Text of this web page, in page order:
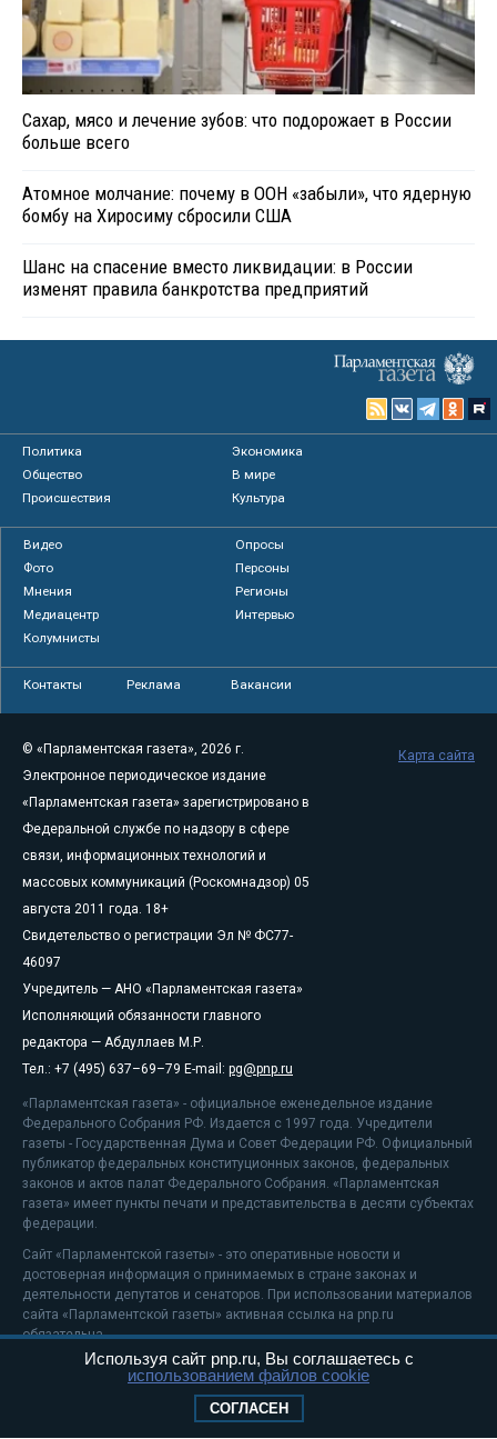
Сахар, мясо и лечение зубов: что подорожает в России
больше всего
Атомное молчание: почему в ООН «забыли», что ядерную
бомбу на Хиросиму сбросили США
Шанс на спасение вместо ликвидации: в России
изменят правила банкротства предприятий
Политика
Экономика
Общество
В мире
Происшествия
Культура
Видео
Опросы
Фото
Персоны
Мнения
Регионы
Медиацентр
Интервью
Колумнисты
Контакты Реклама Вакансии
© «Парламентская газета», 2026 г.
Электронное периодическое издание
«Парламентская газета» зарегистрировано в
Федеральной службе по надзору в сфере
связи, информационных технологий и
массовых коммуникаций (Роскомнадзор) 05
августа 2011 года. 18+
Свидетельство о регистрации Эл № ФС77-
46097
Учредитель — АНО «Парламентская газета»
Исполняющий обязанности главного
редактора — Абдуллаев М.Р.
Тел.: +7 (495) 637–69–79 E-mail: pg@pnp.ru
«Парламентская газета» - официальное еженедельное издание
Федерального Собрания РФ. Издается с 1997 года. Учредители
газеты - Государственная Дума и Совет Федерации РФ. Официальный
публикатор федеральных конституционных законов, федеральных
законов и актов палат Федерального Собрания. «Парламентская
газета» имеет пункты печати и представительства в десяти субъектах
федерации.
Сайт «Парламентской газеты» - это оперативные новости и
достоверная информация о принимаемых в стране законах и
деятельности депутатов и сенаторов. При использовании материалов
сайта «Парламентской газеты» активная ссылка на pnp.ru
обязательна.
На информационном ресурсе применяютсярекомендательные
Положение о защите персональных данных
Карта сайта
Используя сайт pnp.ru, Вы соглашаетесь с
использованием файлов cookie
СОГЛАСЕН